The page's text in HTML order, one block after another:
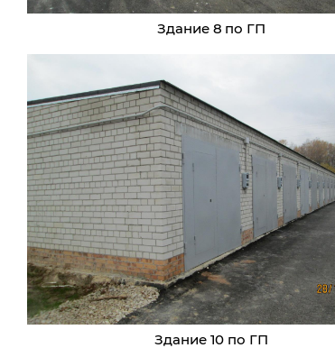
Здание 8 по ГП
Здание 10 по ГП